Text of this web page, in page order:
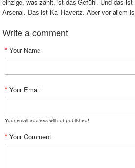
einzige, was zählt, ist das Gefühl. Und das
Arsenal. Das ist Kai Havertz. Aber vor allem
Write a comment
Your Name
Your Email
Your email address will not published!
Your Comment